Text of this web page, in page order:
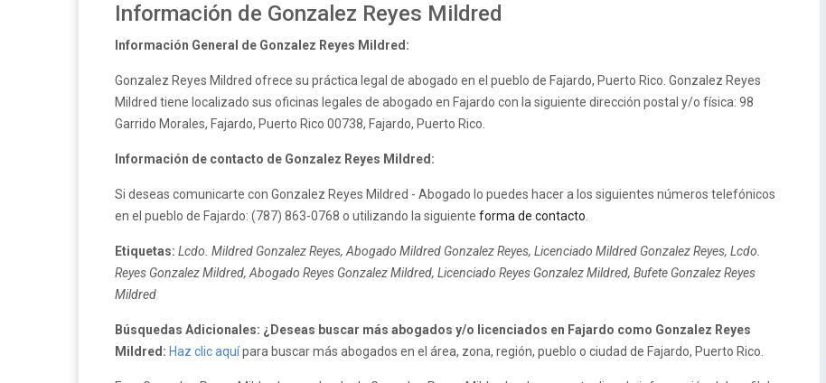
Información de Gonzalez Reyes Mildred
Información General de Gonzalez Reyes Mildred:
Gonzalez Reyes Mildred ofrece su práctica legal de abogado en el pueblo de Fajardo, Puerto Rico. Gonzalez Reyes
Mildred tiene localizado sus oficinas legales de abogado en Fajardo con la siguiente dirección postal y/o física: 98
Garrido Morales, Fajardo, Puerto Rico 00738, Fajardo, Puerto Rico.
Información de contacto de Gonzalez Reyes Mildred:
Si deseas comunicarte con Gonzalez Reyes Mildred - Abogado lo puedes hacer a los siguientes números telefónicos
en el pueblo de Fajardo: (787) 863-0768 o utilizando la siguiente forma de contacto
Etiquetas: Lcdo. Mildred Gonzalez Reyes, Abogado Mildred Gonzalez Reyes, Licenciado Mildred Gonzalez Reyes, Lcdo.
Reyes Gonzalez Mildred, Abogado Reyes Gonzalez Mildred, Licenciado Reyes Gonzalez Mildred, Bufete Gonzalez Reyes
Mildred
Búsquedas Adicionales: ¿Deseas buscar más abogados y/o licenciados en Fajardo como Gonzalez Reyes
Mildred: Haz clic aquípara buscar más abogados en el área, zona, región, pueblo o ciudad de Fajardo, Puerto Rico.